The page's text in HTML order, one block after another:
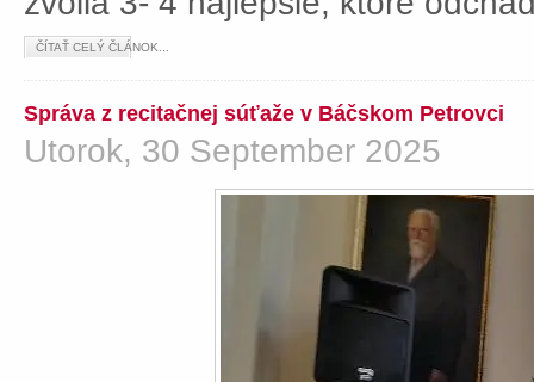
ČÍTAŤ CELÝ ČLÁNOK...
Správa z recitačnej súťaže v Báčskom Petrovci
Utorok, 30 September 2025